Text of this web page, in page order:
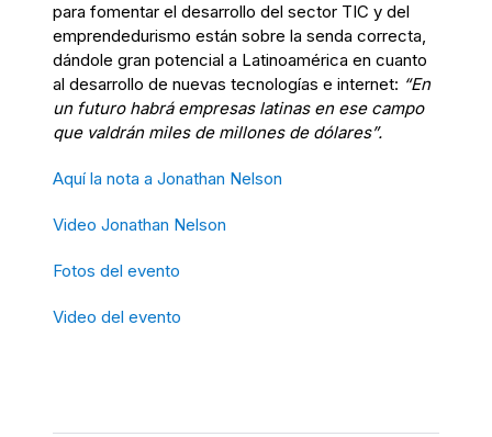
para fomentar el desarrollo del sector TIC y del
emprendedurismo están sobre la senda correcta,
dándole gran potencial a Latinoamérica en cuanto
al desarrollo de nuevas tecnologías e internet: “En
un futuro habrá empresas latinas en ese campo
que valdrán miles de millones de dólares”.
Aquí la nota a Jonathan Nelson
Video Jonathan Nelson
Fotos del evento
Video del evento